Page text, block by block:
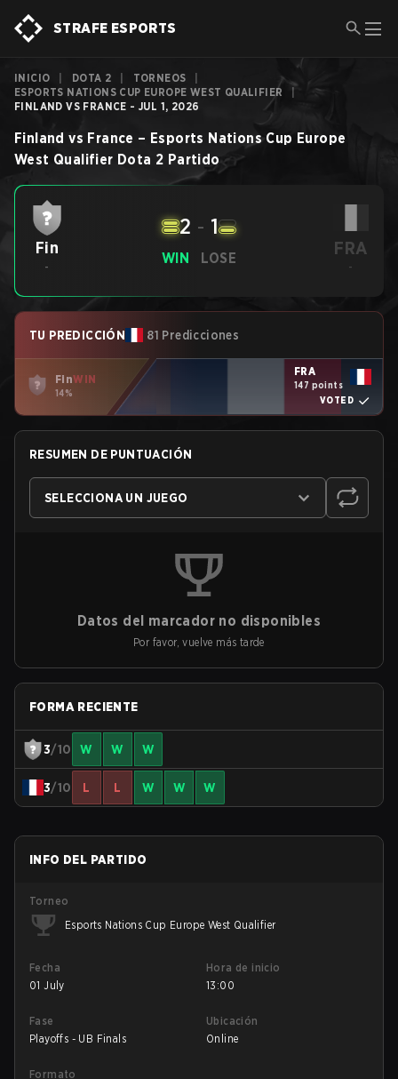
STRAFE ESPORTS
INICIO DOTA 2 TORNEOS
ESPORTS NATIONS CUP EUROPE WEST QUALIFIER
FINLAND VS FRANCE - JUL 1, 2026
Finland vs France – Esports Nations Cup Europe
West Qualifier Dota 2 Partido
Fin
-
WIN
2 - 1
LOSE FRA
-
TU PREDICCIÓN 81 Predicciones
FinWIN
14%
FRA
147 points
VOTED
RESUMEN DE PUNTUACIÓN
SELECCIONA UN JUEGO
Datos del marcador no disponibles
Por favor, vuelve más tarde
FORMA RECIENTE
3/10 W W W
3/10 L L W W W
INFO DEL PARTIDO
Torneo
Esports Nations Cup Europe West Qualifier
Fecha
01 July
Hora de inicio
13:00
Fase
Playoffs - UB Finals
Ubicación
Online
Formato